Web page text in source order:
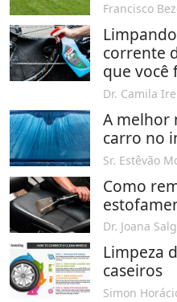
Francisco
corrente
que você
Dr. Camila
A melhor
carro no
Sr. Estêvão
Como
Dr. Joana
Limpeza
caseiros
Simon